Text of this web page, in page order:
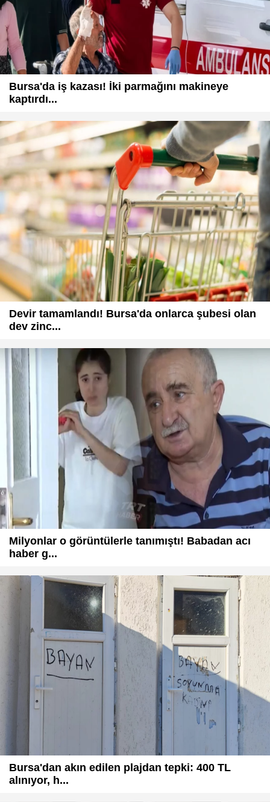
Bursa'da iş kazası! İki parmağını makineye
kaptırdı...
Devir tamamlandı! Bursa'da onlarca şubesi olan
dev zinc...
Milyonlar o görüntülerle tanımıştı! Babadan acı
haber g...
Bursa'dan akın edilen plajdan tepki: 400 TL
alınıyor, h...